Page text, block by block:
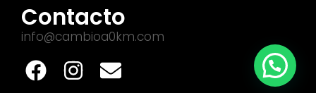
Contacto
info@cambioa0km.com